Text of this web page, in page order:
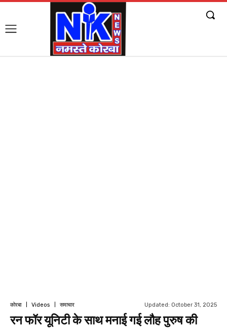
कोरबा Videos समाचार Updated: October 31, 2025
रन फॉर यूनिटी के साथ मनाई गई लौह पुरुष की